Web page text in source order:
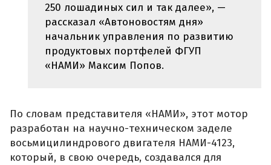
250 лошадиных сил и так далее», —
рассказал «Автоновостям дня»
начальник управления по развитию
продуктовых портфелей ФГУП
«НАМИ» Максим Попов.
По словам представителя «НАМИ», этот мотор
разработан на научно-техническом заделе
восьмицилиндрового двигателя НАМИ-4123,
который, в свою очередь, создавался для